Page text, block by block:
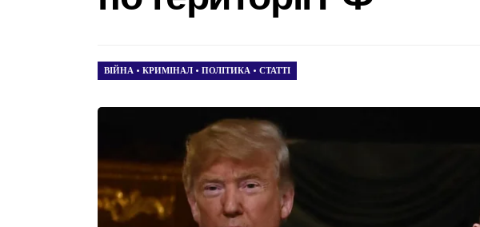
ВІЙНА • КРИМІНАЛ • ПОЛІТИКА • СТАТТІ